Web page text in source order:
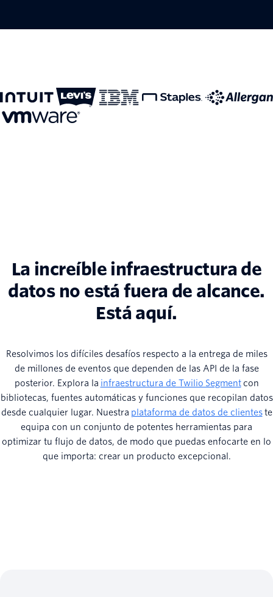
La increíble infraestructura de
datos no está fuera de alcance.
Está aquí.
Resolvimos los difíciles desafíos respecto a la entrega de miles
de millones de eventos que dependen de las API de la fase
posterior. Explora la infraestructura de Twilio Segmentcon
bibliotecas, fuentes automáticas y funciones que recopilan datos
desde cualquier lugar. Nuestra plataforma de datos de clienteste
equipa con un conjunto de potentes herramientas para
optimizar tu flujo de datos, de modo que puedas enfocarte en lo
que importa: crear un producto excepcional.